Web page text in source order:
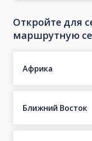
Откройте для
маршрутную
Африка
Ближний Восток